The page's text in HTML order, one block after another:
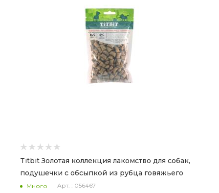
Titbit Золотая коллекция лакомство для собак,
подушечки с обсыпкой из рубца говяжьего
Много Арт. : 056467